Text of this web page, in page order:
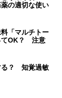
の適切な使い
「マルチトー
てOK？ 注意
る？ 知覚過敏